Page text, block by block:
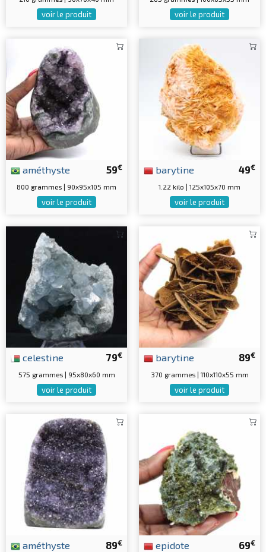
voir le produit voir le produit
59€
améthyste
800 grammes | 90x95x105 mm
voir le produit
49€
barytine
1.22 kilo | 125x105x70 mm
voir le produit
79€
celestine
575 grammes | 95x80x60 mm
voir le produit
89€
barytine
370 grammes | 110x110x55 mm
voir le produit
89€
améthyste 69€
epidote